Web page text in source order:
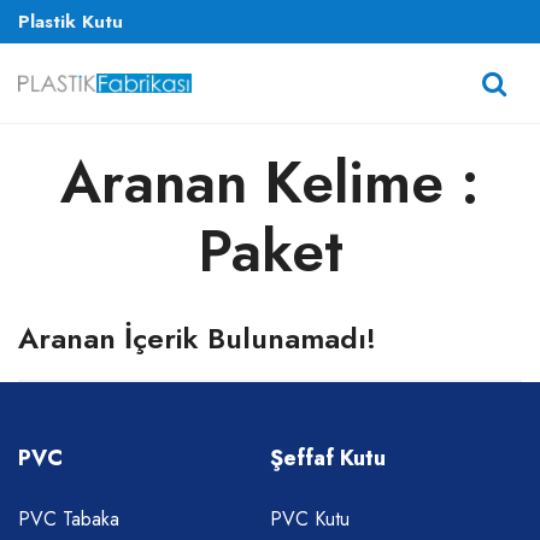
Plastik Kutu
Aranan Kelime :
Paket
Aranan İçerik Bulunamadı!
PVC
PVC Tabaka
Şeffaf Kutu
PVC Kutu